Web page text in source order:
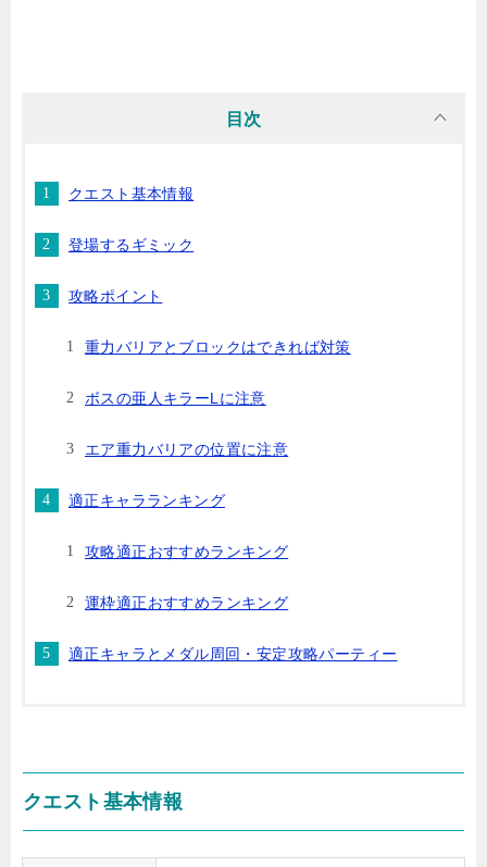
目次
クエスト基本情報
登場するギミック
攻略ポイント
重力バリアとブロックはできれば対策
ボスの亜人キラーLに注意
エア重力バリアの位置に注意
適正キャラランキング
攻略適正おすすめランキング
運枠適正おすすめランキング
適正キャラとメダル周回・安定攻略パーティー
クエスト基本情報